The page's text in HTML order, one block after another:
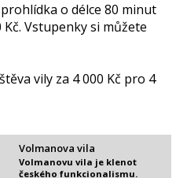
o délce 80 minut
Vstupenky si můžete
vily za 4 000 Kč pro 4
Volmanova vila
Volmanovu vila je klenot
českého funkcionalismu.